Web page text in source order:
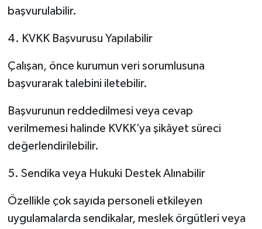
başvurulabilir.
4. KVKK Başvurusu Yapılabilir
Çalışan, önce kurumun veri sorumlusuna
başvurarak talebini iletebilir.
Başvurunun reddedilmesi veya cevap
verilmemesi halinde KVKK’ya şikâyet süreci
değerlendirilebilir.
5. Sendika veya Hukuki Destek Alınabilir
Özellikle çok sayıda personeli etkileyen
uygulamalarda sendikalar, meslek örgütleri veya